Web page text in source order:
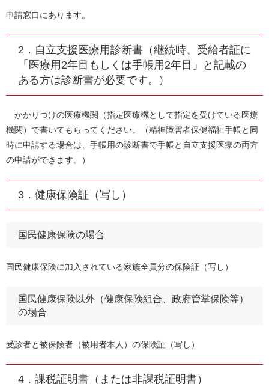
申請窓口にあります。
2．自立支援医療用診断書（継続時、受給者証に
「医療用2年目もしくは手帳用2年目」と記載の
ある方は診断書が必要です。）
かかりつけの医療機関（指定医療機として指定を受けている医療
機関）で書いてもらってください。（精神障害者保健福祉手帳と同
時に申請する場合は、手帳用の診断書で手帳と自立支援医療の両方
の申請ができます。）
3．健康保険証（写し）
国民健康保険の場合
国民健康保険に加入されている家族全員分の保険証（写し）
国民健康保険以外（健康保険組合、政府管掌保険等）
の場合
受診者と被保険者（被用者本人）の保険証（写し）
4．課税証明書（または非課税証明書）